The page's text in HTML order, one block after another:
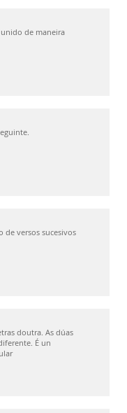
de maneira
de versos sucesivos
doutra. As dúas
É un